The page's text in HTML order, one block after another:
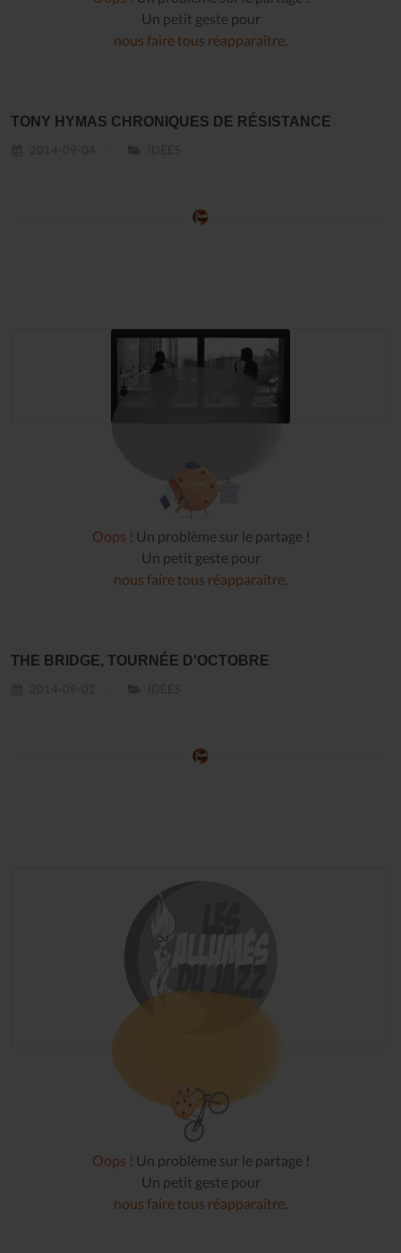
Un petit geste pour
nous faire tous réapparaître.
TONY HYMAS CHRONIQUES DE RÉSISTANCE
Oops ! Un problème sur le partage !
Un petit geste pour
nous faire tous réapparaître
THE BRIDGE, TOURNÉE D'OCTOBRE
Oops ! Un problème sur le partage !
Un petit geste pour
nous faire tous réapparaître.